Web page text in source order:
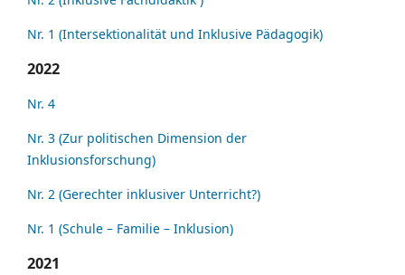
Nr. 1 (Intersektionalität und Inklusive Pädagogik)
2022
Nr. 4
Nr. 3 (Zur politischen Dimension der
Inklusionsforschung)
Nr. 2 (Gerechter inklusiver Unterricht?)
Nr. 1 (Schule – Familie – Inklusion)
2021